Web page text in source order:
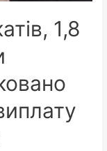
1,8